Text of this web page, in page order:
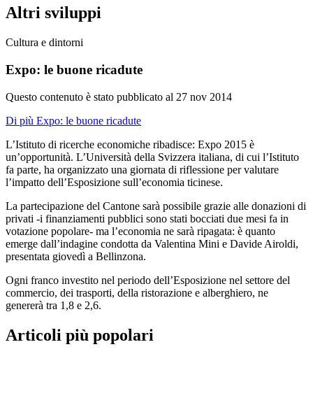
Altri sviluppi
Cultura e dintorni
Expo: le buone ricadute
Questo contenuto è stato pubblicato al 27 nov 2014
Di più Expo: le buone ricadute
L’Istituto di ricerche economiche ribadisce: Expo 2015 è
un’opportunità. L’Università della Svizzera italiana, di cui l’Istituto
fa parte, ha organizzato una giornata di riflessione per valutare
l’impatto dell’Esposizione sull’economia ticinese.
La partecipazione del Cantone sarà possibile grazie alle donazioni di
privati -i finanziamenti pubblici sono stati bocciati due mesi fa in
votazione popolare- ma l’economia ne sarà ripagata: è quanto
emerge dall’indagine condotta da Valentina Mini e Davide Airoldi,
presentata giovedì a Bellinzona.
Ogni franco investito nel periodo dell’Esposizione nel settore del
commercio, dei trasporti, della ristorazione e alberghiero, ne
genererà tra 1,8 e 2,6.
Articoli più popolari